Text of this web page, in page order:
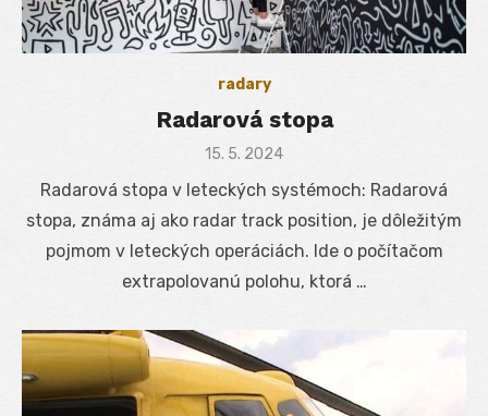
radary
Radarová stopa
Posted
15. 5. 2024
Radarová stopa v leteckých systémoch: Radarová
stopa, známa aj ako radar track position, je dôležitým
pojmom v leteckých operáciách. Ide o počítačom
extrapolovanú polohu, ktorá …